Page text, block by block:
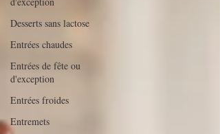
Desserts sans lactose
Entrées chaudes
Entrées de fête ou
d'exception
Entrées froides
Entremets